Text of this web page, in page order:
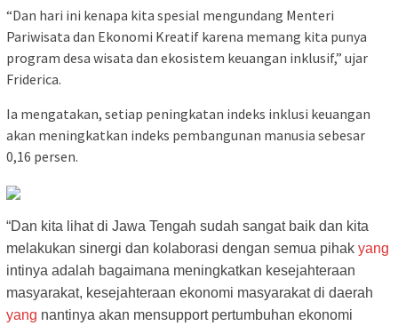
“Dan hari ini kenapa kita spesial mengundang Menteri
Pariwisata dan Ekonomi Kreatif karena memang kita punya
program desa wisata dan ekosistem keuangan inklusif,” ujar
Friderica.
Ia mengatakan, setiap peningkatan indeks inklusi keuangan
akan meningkatkan indeks pembangunan manusia sebesar
0,16 persen.
“Dan kita lihat di Jawa Tengah sudah sangat baik dan kita
melakukan sinergi dan kolaborasi dengan semua pihak yang
intinya adalah bagaimana meningkatkan kesejahteraan
masyarakat, kesejahteraan ekonomi masyarakat di daerah
yang nantinya akan mensupport pertumbuhan ekonomi